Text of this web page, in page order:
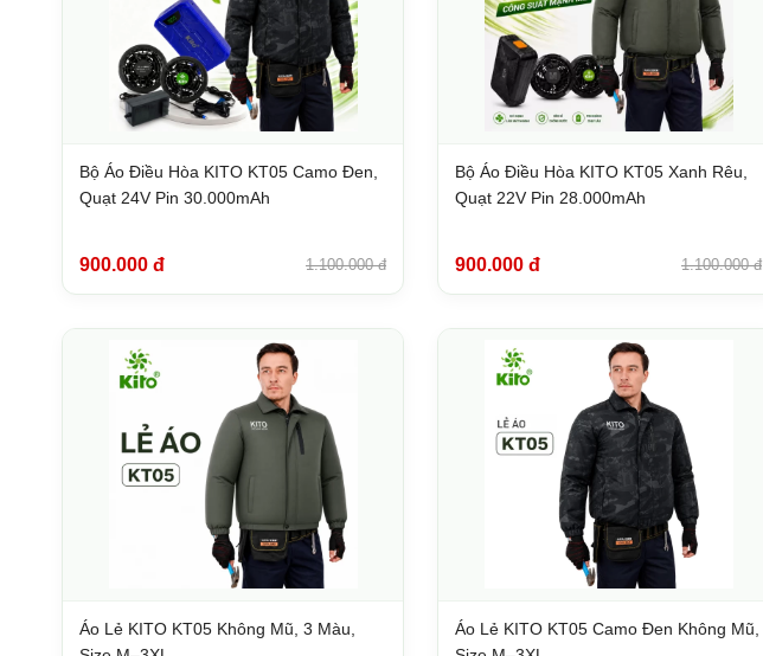
Bộ Áo Điều Hòa KITO KT05 Camo Đen,
Quạt 24V Pin 30.000mAh
900.000 đ 1.100.000 đ
Bộ Áo Điều Hòa KITO KT05 Xanh Rêu,
Quạt 22V Pin 28.000mAh
900.000 đ 1.100.000 đ
Áo Lẻ KITO KT05 Không Mũ, 3 Màu,
Áo Lẻ KITO KT05 Camo Đen Không Mũ,